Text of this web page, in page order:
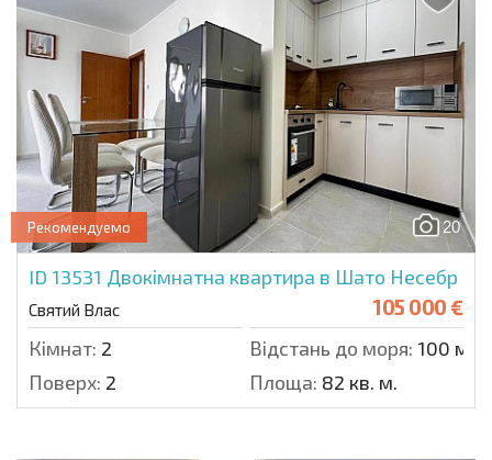
20
Рекомендуемо
ID 13531 Двокімнатна квартира в Шато Несебр
Святий Влас 105 000 €
Кімнат: 2 Відстань до моря: 100 м.
Поверх: 2 Площа: 82 кв. м.